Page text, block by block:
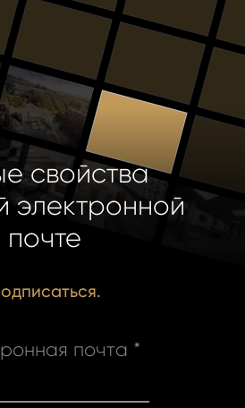
свойства
электронной
почте
почта *